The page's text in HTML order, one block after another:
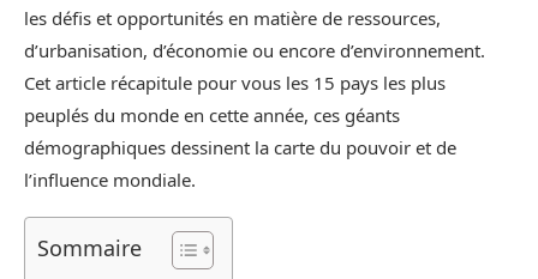
les défis et opportunités en matière de ressources,
d’urbanisation, d’économie ou encore d’environnement.
Cet article récapitule pour vous les 15 pays les plus
peuplés du monde en cette année, ces géants
démographiques dessinent la carte du pouvoir et de
l’influence mondiale.
Sommaire